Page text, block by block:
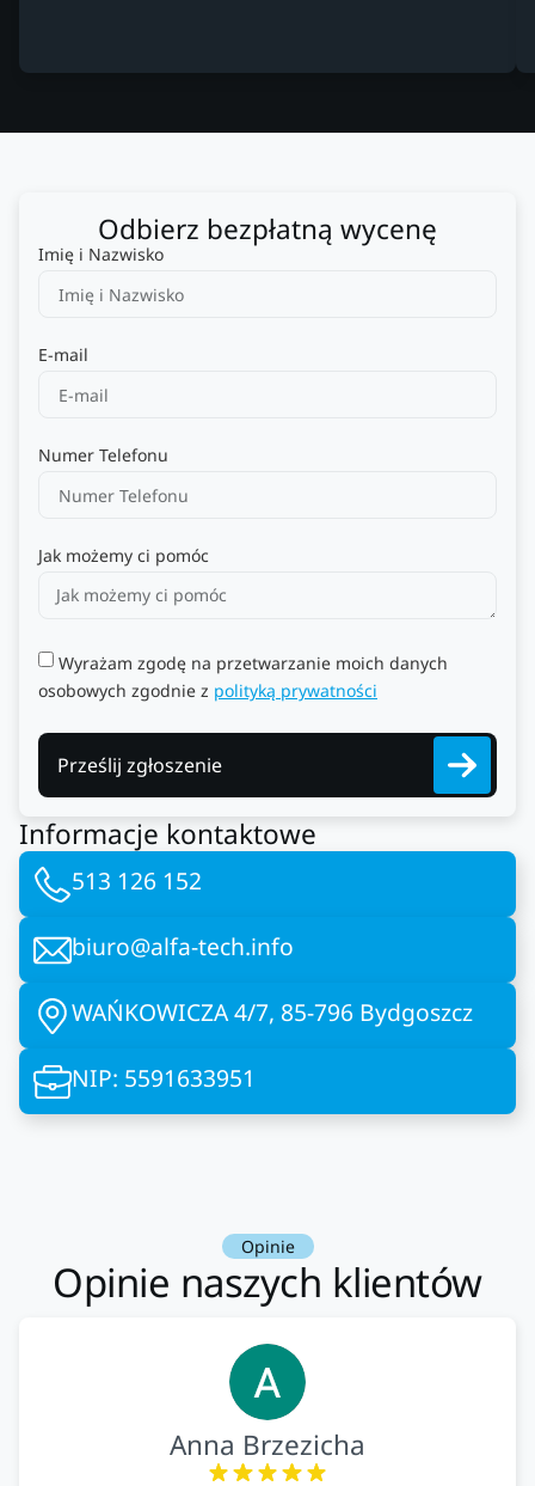
Odbierz bezpłatną wycenę
Imię i Nazwisko
E-mail
Numer Telefonu
Jak możemy ci pomóc
Wyrażam zgodę na przetwarzanie moich danych
osobowych zgodnie z polityką prywatności
Prześlij zgłoszenie
Informacje kontaktowe
513 126 152
biuro@alfa-tech.info
WAŃKOWICZA 4/7, 85-796 Bydgoszcz
NIP: 5591633951
Opinie
Opinie naszych klientów
Anna Brzezicha